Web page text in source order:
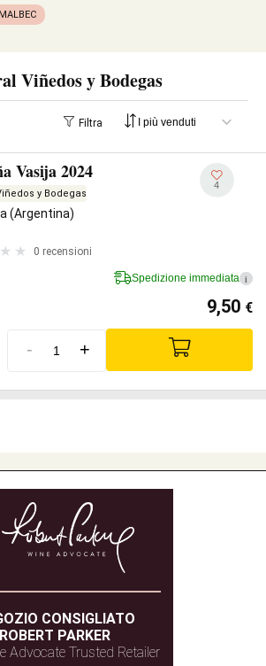
MALBEC
Viñedos y Bodegas
Filtra
Vasija 2024
y Bodegas
(Argentina)
0 recensioni
4
Spedizione immediata i
9,50 €
- +
CONSIGLIATO
PARKER
Advocate Trusted Retailer